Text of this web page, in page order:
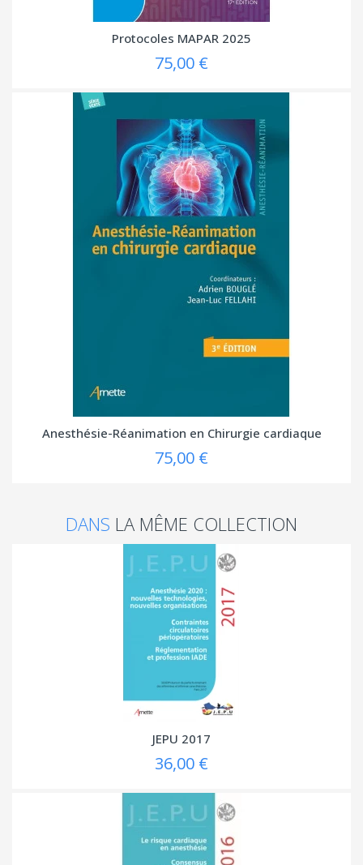
Protocoles MAPAR 2025
75,00 €
Anesthésie-Réanimation en Chirurgie cardiaque
75,00 €
DANS LA MÊME COLLECTION
JEPU 2017
36,00 €